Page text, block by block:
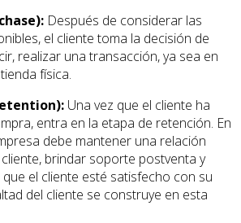
Después de considerar las
el cliente toma la decisión de
realizar una transacción, ya sea en
física.
Una vez que el cliente ha
entra en la etapa de retención. En
debe mantener una relación
brindar soporte postventa y
el cliente esté satisfecho con su
del cliente se construye en esta